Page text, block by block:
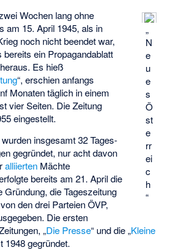
„
N
e
u
e
s
Ö
st
e
rr
ei
c
h
“
Wochen lang ohne
am 15. April 1945, als in
noch nicht beendet war,
ein Propagandablatt
Es hieß
“, erschien anfangs
Monaten täglich in einem
vier Seiten. Die Zeitung
eingestellt.
insgesamt 32 Tages-
gegründet, nur acht davon
alliierten Mächte
bereits am 21. April die
die Tageszeitung
von den drei Parteien ÖVP,
Die ersten
„Die Presse“ und die „Kleine
1948 gegründet.